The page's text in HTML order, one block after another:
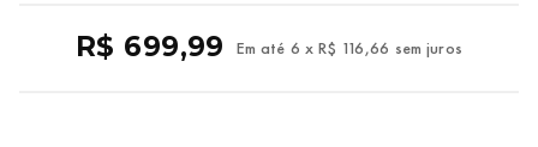
R$ 699,99 Em até 6 x R$ 116,66 sem juros
kenner